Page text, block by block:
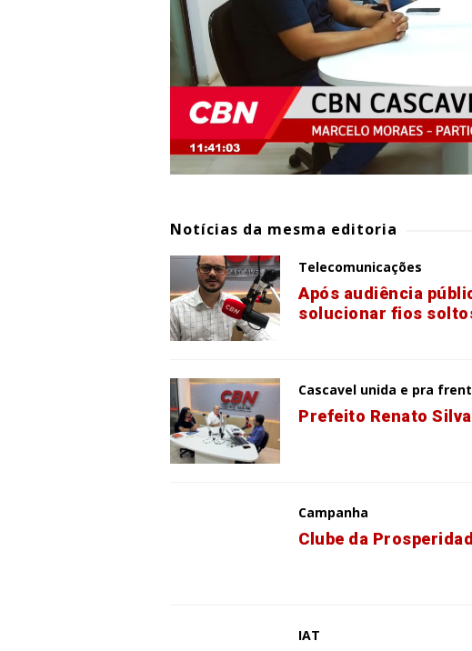
Notícias da mesma editoria
Telecomunicações
Após audiência
solucionar fios
Cascavel unida e pra
Prefeito Renato
Campanha
Clube da
IAT